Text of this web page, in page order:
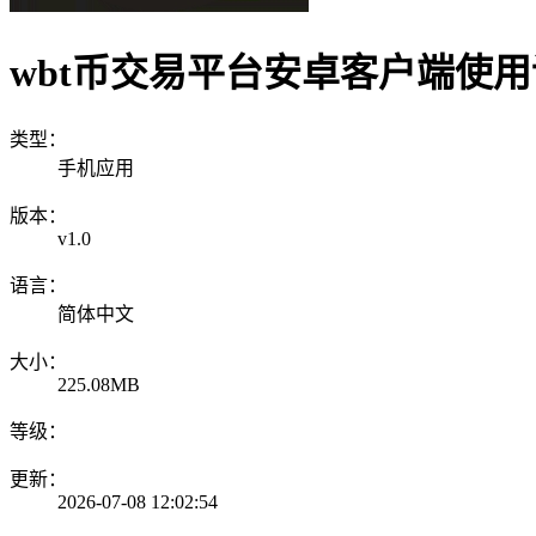
wbt币交易平台安卓客户端使
类型：
手机应用
版本：
v1.0
语言：
简体中文
大小：
225.08MB
等级：
更新：
2026-07-08 12:02:54